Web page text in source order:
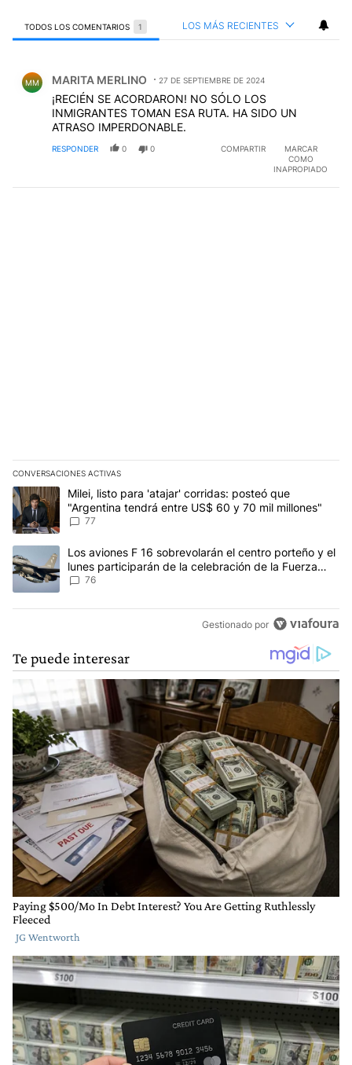
TODOS LOS COMENTARIOS 1 LOS MÁS RECIENTES
MM MARITA MERLINO 27 DE SEPTIEMBRE DE 2024
¡RECIÉN SE ACORDARON! NO SÓLO LOS
INMIGRANTES TOMAN ESA RUTA. HA SIDO UN
ATRASO IMPERDONABLE.
RESPONDER 0 0 COMPARTIR
MARCAR
COMO
INAPROPIADO
CONVERSACIONES ACTIVAS
Este listado muestra los artículos con más comentarios en los
Un artículo de tendencia con el título "Milei, listo para 'atajar'
Milei, listo para 'atajar' corridas: posteó que
"Argentina tendrá entre US$ 60 y 70 mil millones"
77
Un artículo de tendencia con el título "Los aviones F 16
Los aviones F 16 sobrevolarán el centro porteño y el
lunes participarán de la celebración de la Fuerza
Aérea
76
Gestionado por